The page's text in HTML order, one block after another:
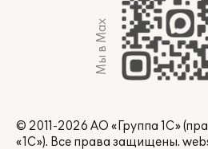
Мы в Max
© 2011-2026 АО «Группа 1С»
«1С»). Все права защищены.